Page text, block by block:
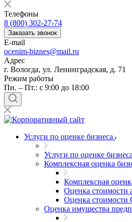
Телефоны
8 (800) 302-27-74
Заказать звонок
E-mail
ocenim-biznes@mail.ru
Адрес
г. Вологда, ул. Ленинградская, д. 71
Режим работы
Пн. – Пт.: с 9:00 до 18:00
Услуги по оценке бизнеса
Услуги по оценке бизнеса
Комплексная оценка
Комплексная
Оценка
Оценка
Оценка имущества